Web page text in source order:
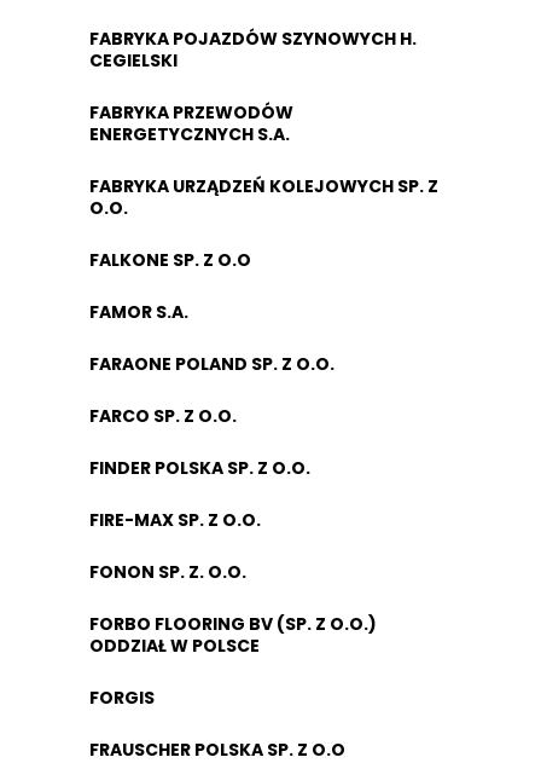
FABRYKA POJAZDÓW SZYNOWYCH H.
CEGIELSKI
FABRYKA PRZEWODÓW
ENERGETYCZNYCH S.A.
FABRYKA URZĄDZEŃ KOLEJOWYCH SP. Z
O.O.
FALKONE SP. Z O.O
FAMOR S.A.
FARAONE POLAND SP. Z O.O.
FARCO SP. Z O.O.
FINDER POLSKA SP. Z O.O.
FIRE-MAX SP. Z O.O.
FONON SP. Z. O.O.
FORBO FLOORING BV (SP. Z O.O.)
ODDZIAŁ W POLSCE
FORGIS
FRAUSCHER POLSKA SP. Z O.O